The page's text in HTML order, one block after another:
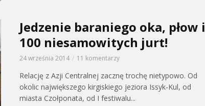
Jedzenie baraniego oka, płow i
100 niesamowitych jurt!
24 września 2014 11 komentarzy
Relację z Azji Centralnej zacznę trochę nietypowo. Od
okolic największego kirgiskiego jeziora Issyk-Kul, od
miasta Czołponata, od I festiwalu...